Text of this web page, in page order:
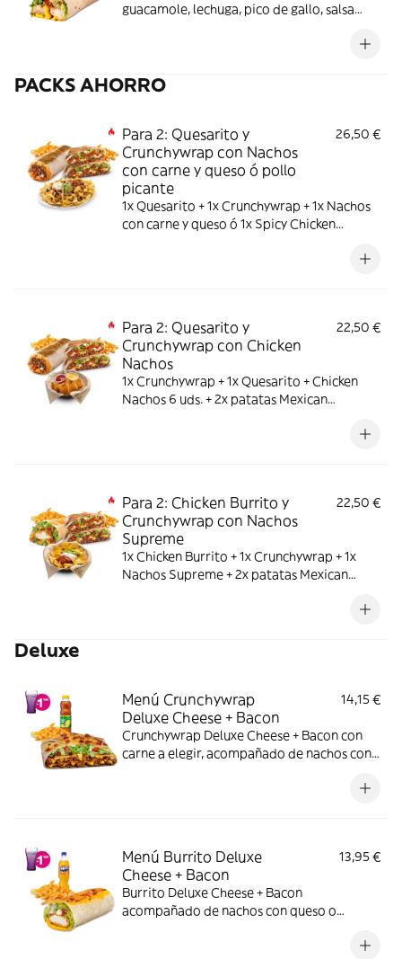
guacamole, lechuga, pico de gallo, salsa
PACKS AHORRO
Para 2: Quesarito y
Crunchywrap con Nachos
con carne y queso ó pollo
picante
26,50 €
1x Quesarito + 1x Crunchywrap + 1x Nachos
con carne y queso ó 1x Spicy Chicken
Para 2: Quesarito y
Crunchywrap con Chicken
Nachos
22,50 €
1x Crunchywrap + 1x Quesarito + Chicken
Nachos 6 uds. + 2x patatas Mexican
Para 2: Chicken Burrito y
Crunchywrap con Nachos
Supreme
22,50 €
1x Chicken Burrito + 1x Crunchywrap + 1x
Nachos Supreme + 2x patatas Mexican
Deluxe
Menú Crunchywrap
Deluxe Cheese + Bacon
14,15 €
Crunchywrap Deluxe Cheese + Bacon con
carne a elegir, acompañado de nachos con
Menú Burrito Deluxe
Cheese + Bacon
13,95 €
Burrito Deluxe Cheese + Bacon
acompañado de nachos con queso o